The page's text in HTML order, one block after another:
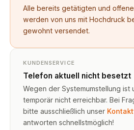
Alle bereits getätigten und
werden von uns mit Hochdruck
gewohnt versendet.
KUNDENSERVICE
Telefon aktuell nicht besetzt
Wegen der Systemumstellung ist
temporär nicht erreichbar. Bei
bitte ausschließlich unser
antworten schnellstmöglich!